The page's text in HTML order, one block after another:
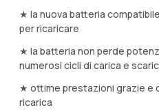
★ la nuova batteria
per ricaricare
★ la batteria non perde
numerosi cicli di carica e
★ ottime prestazioni grazie e
ricarica